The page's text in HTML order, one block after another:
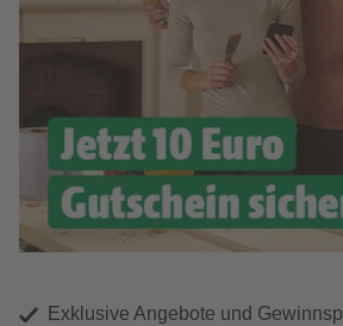
Exklusive Angebote und